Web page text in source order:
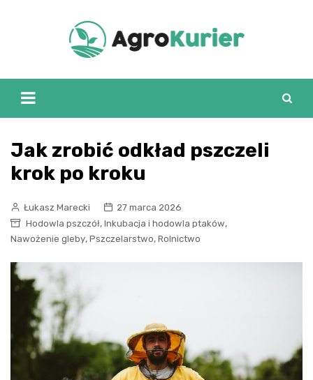
Jak zrobić odkład pszczeli
krok po kroku
Łukasz Marecki
27 marca 2026
Hodowla pszczół, Inkubacja i hodowla ptaków,
Nawożenie gleby, Pszczelarstwo, Rolnictwo